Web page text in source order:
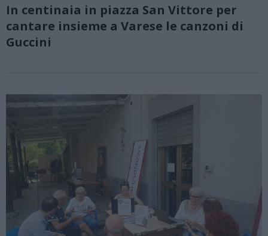
In centinaia in piazza San Vittore per
cantare insieme a Varese le canzoni di
Guccini